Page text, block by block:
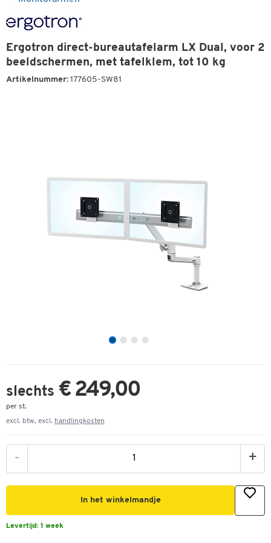
Ergotron direct-bureautafelarm LX Dual, voor 2
beeldschermen, met tafelklem, tot 10 kg
Artikelnummer: 177605-SW81
slechts € 249,00
per st.
excl. btw, excl. handlingkosten
- +
In het winkelmandje
Levertijd: 1 week